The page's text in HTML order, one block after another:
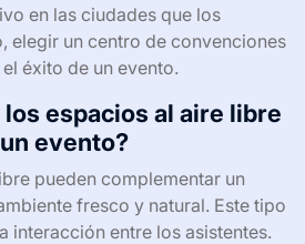
en las ciudades que los
elegir un centro de convenciones
éxito de un evento.
espacios al aire libre
evento?
pueden complementar un
fresco y natural. Este tipo
interacción entre los asistentes.